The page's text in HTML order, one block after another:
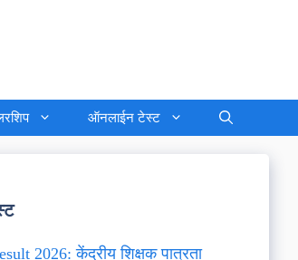
ऑनलाईन टेस्ट
2026: केंद्रीय शिक्षक पात्रता